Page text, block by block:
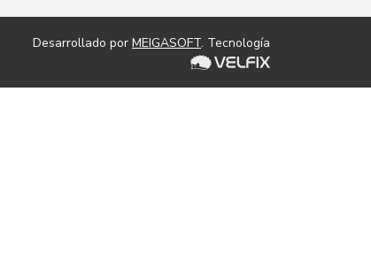
Desarrollado por MEIGASOFT. Tecnología